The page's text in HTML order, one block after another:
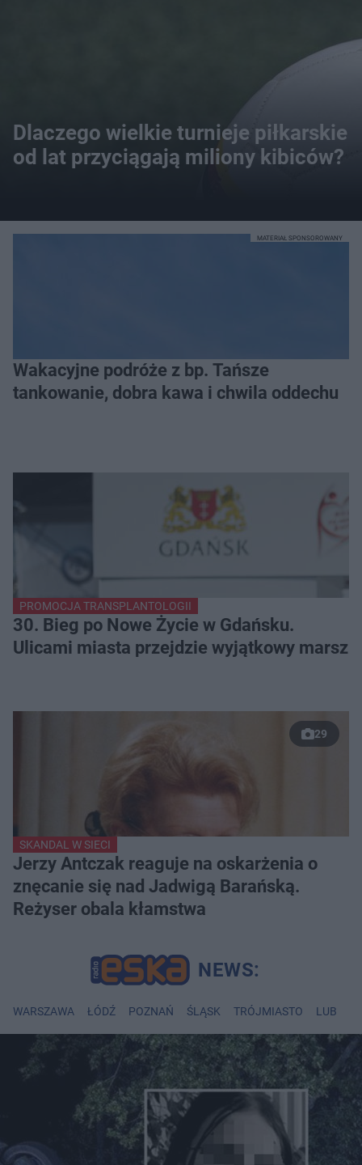
Dlaczego wielkie turnieje piłkarskie
od lat przyciągają miliony kibiców?
Wakacyjne podróże z bp. Tańsze
tankowanie, dobra kawa i chwila oddechu
MATERIAŁ SPONSOROWANY
PROMOCJA TRANSPLANTOLOGII
30. Bieg po Nowe Życie w Gdańsku.
Ulicami miasta przejdzie wyjątkowy marsz
29
SKANDAL W SIECI
Jerzy Antczak reaguje na oskarżenia o
znęcanie się nad Jadwigą Barańską.
Reżyser obala kłamstwa
WARSZAWA ŁÓDŹ POZNAŃ ŚLĄSK TRÓJMIASTO LUBLIN